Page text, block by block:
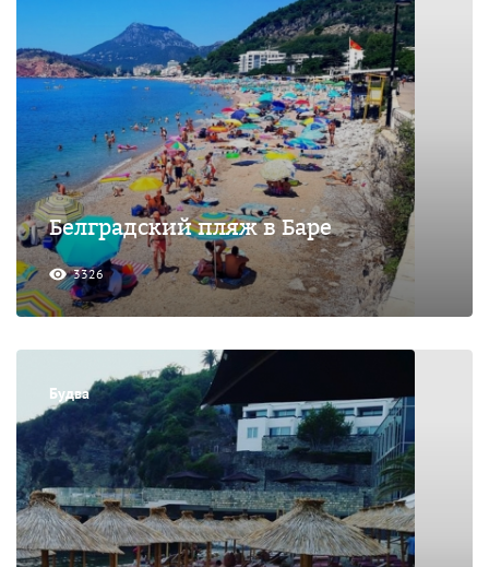
Белградский пляж в Баре
3326
Будва